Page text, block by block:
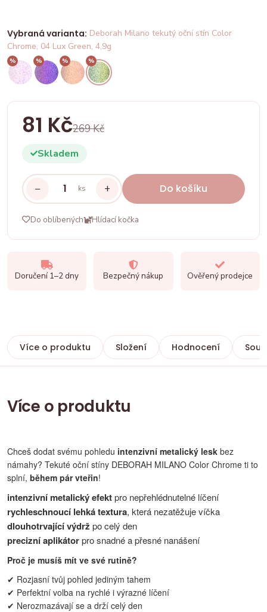
Vybraná varianta: Deborah Milano tekutý oční stín Color
Chrome, 04 Lux Green, 4,9g
% % % %
81 Kč269 Kč
Skladem
− ks + Do košíku
Do oblíbených Hlídací kočka
Doručení 1–2 dny Bezpečný nákup Ověřený prodejce
Více o produktu Složení Hodnocení
Více o produktu
Chceš dodat svému pohledu intenzivní metalický lesk bez
námahy? Tekuté oční stíny DEBORAH MILANO Color Chrome ti to
splní, během pár vteřin!
intenzivní metalický efektpro nepřehlédnutelné líčení
rychleschnoucí lehká textura, která nezatěžuje víčka
dlouhotrvající výdrž po celý den
precizní aplikátorpro snadné a přesné nanášení
Proč je musíš mít ve své rutině?
✔ Rozjasní tvůj pohled jediným tahem
✔ Perfektní volba na rychlé i výrazné líčení
✔ Nerozmazávají se a drží celý den